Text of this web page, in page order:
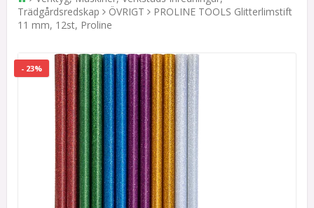
Trädgårdsredskap
ÖVRIGT
PROLINE TOOLS Glitterlimstift
11 mm, 12st, Proline
- 23%